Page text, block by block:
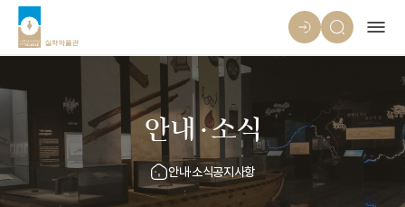
안내·소식
안내·소식공지사항